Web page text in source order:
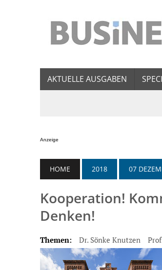
AKTUELLE AUSGABEN
Anzeige
HOME 2018 07
Kooperation!
Denken!
Themen: Dr. Sönke Knutzen